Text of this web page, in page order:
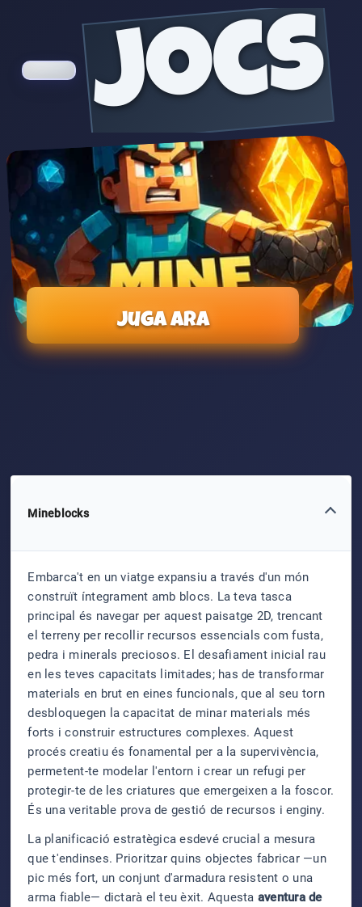
jocs
Juga ara
Mineblocks
Embarca't en un viatge expansiu a través d'un món
construït íntegrament amb blocs. La teva tasca
principal és navegar per aquest paisatge 2D, trencant
el terreny per recollir recursos essencials com fusta,
pedra i minerals preciosos. El desafiament inicial rau
en les teves capacitats limitades; has de transformar
materials en brut en eines funcionals, que al seu torn
desbloquegen la capacitat de minar materials més
forts i construir estructures complexes. Aquest
procés creatiu és fonamental per a la supervivència,
permetent-te modelar l'entorn i crear un refugi per
protegir-te de les criatures que emergeixen a la foscor.
És una veritable prova de gestió de recursos i enginy.
La planificació estratègica esdevé crucial a mesura
que t'endinses. Prioritzar quins objectes fabricar —un
pic més fort, un conjunt d'armadura resistent o una
arma fiable— dictarà el teu èxit. Aquesta aventura de